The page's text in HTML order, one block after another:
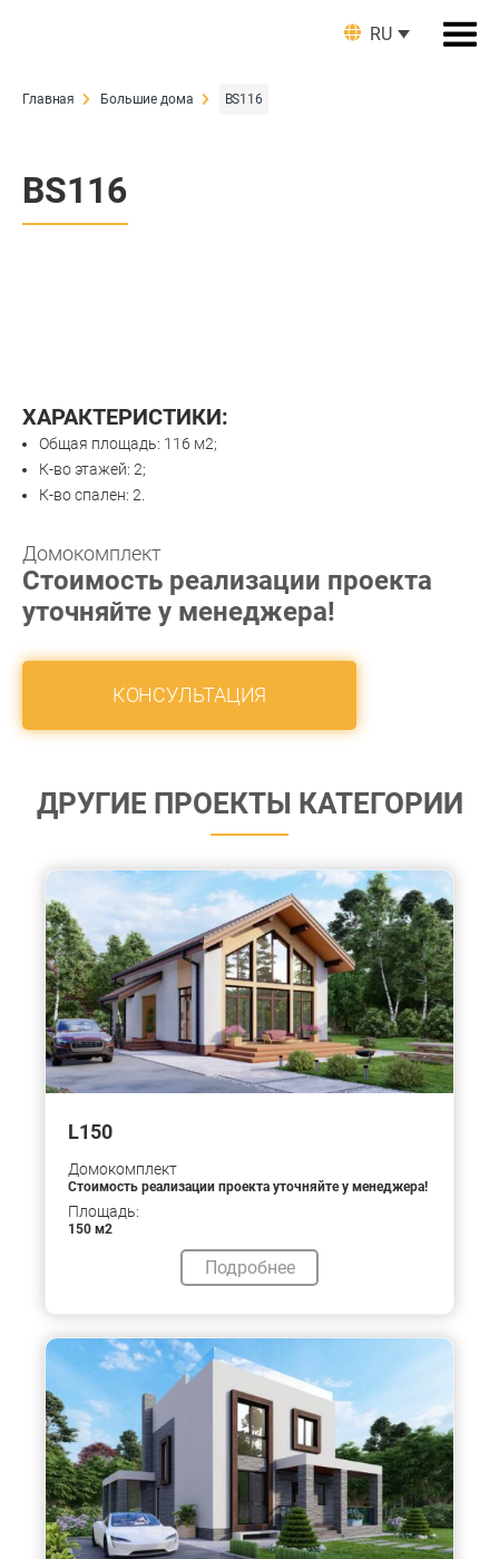
RU
Главная Большие дома BS116
BS116
ХАРАКТЕРИСТИКИ:
Общая площадь: 116 м2;
К-во этажей: 2;
К-во спален: 2.
Домокомплект
Стоимость реализации проекта
уточняйте у менеджера!
КОНСУЛЬТАЦИЯ
ДРУГИЕ ПРОЕКТЫ КАТЕГОРИИ
L150
Домокомплект
Стоимость реализации проекта уточняйте у менеджера!
Площадь:
150 м2
Подробнее